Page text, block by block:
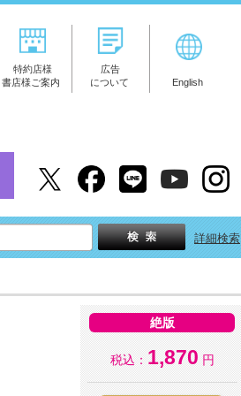
特約店様
書店様ご案内
広告
について
English
詳細検索
絶版
税込： 1,870 円